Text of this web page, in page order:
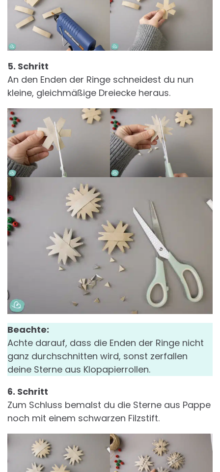
5. Schritt
An den Enden der Ringe schneidest du nun
kleine, gleichmäßige Dreiecke heraus.
Beachte:
Achte darauf, dass die Enden der Ringe nicht
ganz durchschnitten wird, sonst zerfallen
deine Sterne aus Klopapierrollen.
6. Schritt
Zum Schluss bemalst du die Sterne aus Pappe
noch mit einem schwarzen Filzstift.